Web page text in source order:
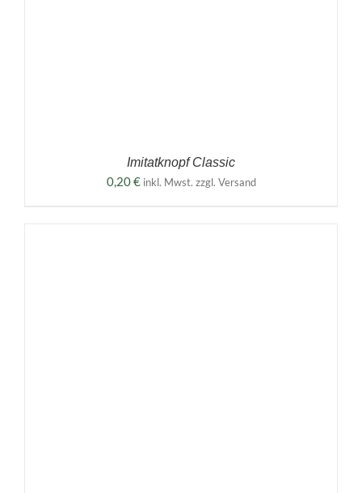
Imitatknopf Classic
0,20€ inkl. Mwst. zzgl. Versand